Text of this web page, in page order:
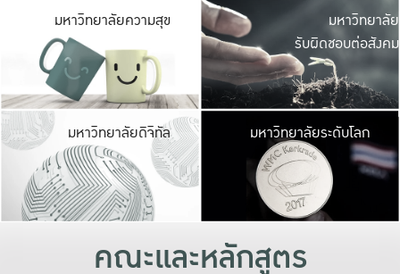
มหาวิทยาลัยความสุข มหาวิ
ค
เปิดประ
และพบเรื่องราวใ
มหาวิทยาลัย
รับผิดชอบต่อสังคม
มหาวิทยาลัยดิจิทัล มหาวิ
เปลี่ยนแปลง แล
เพื่อทำง
ระบบสารสนเทศ
มหาวิทยาลัยระดับโลก
คณะและหลักสูตร